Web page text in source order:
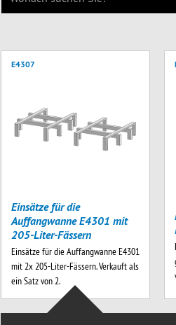
E4307
Einsätze für die
Auffangwanne E4301 mit
205-Liter-Fässern
Einsätze für die Auffangwanne E4301
mit 2x 205-Liter-Fässern. Verkauft als
ein Satz von 2.